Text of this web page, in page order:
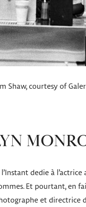
Shaw, courtesy of
dedie à
Et pourtant, en
et directrice